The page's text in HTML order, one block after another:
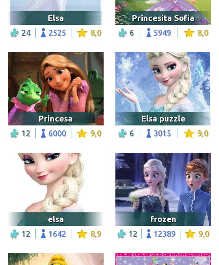
Elsa
24 2525 8,0
Princesita Sofía
6 5949 8,0
Princesa
12 6000 9,0
Elsa puzzle
6 3015 9,0
elsa
12 1642 8,9
frozen
12 12389 9,0